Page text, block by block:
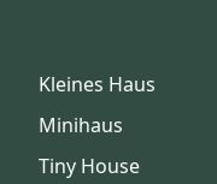
Kleines Haus
Minihaus
Tiny House